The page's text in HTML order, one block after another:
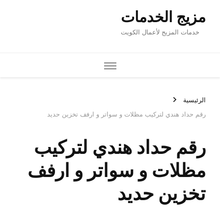
الخدمات
خدمات المزيج لأعمال الكويت
حداد هندي لتركيب مظلات و سواتر و ارفف تخزين حديد
حداد هندي لتركيب
و سواتر و ارفف
حديد